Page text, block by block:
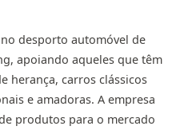
desporto automóvel de
apoiando aqueles que têm
herança, carros clássicos
e amadoras. A empresa
produtos para o mercado